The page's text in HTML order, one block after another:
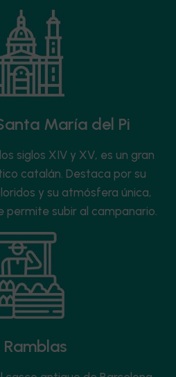
María del Pi
siglos XIV y XV, es un gran
catalán. Destaca por su
y su atmósfera única,
permite subir al campanario.
Ramblas